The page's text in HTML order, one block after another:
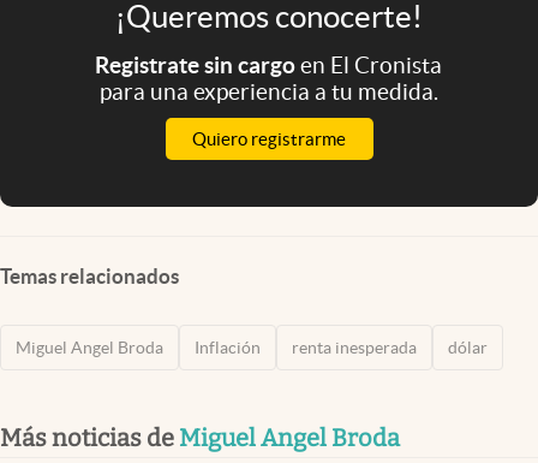
¡Queremos conocerte!
Registrate sin cargoen El Cronista
para una experiencia a tu medida.
Quiero registrarme
Temas relacionados
Miguel Angel Broda Inflación renta inesperada dólar
Más noticias de Miguel Angel Broda